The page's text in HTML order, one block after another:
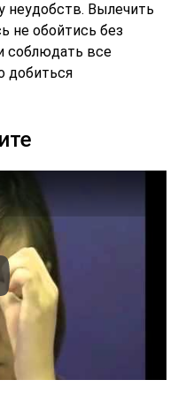
неудобств. Вылечить
не обойтись без
соблюдать все
добиться